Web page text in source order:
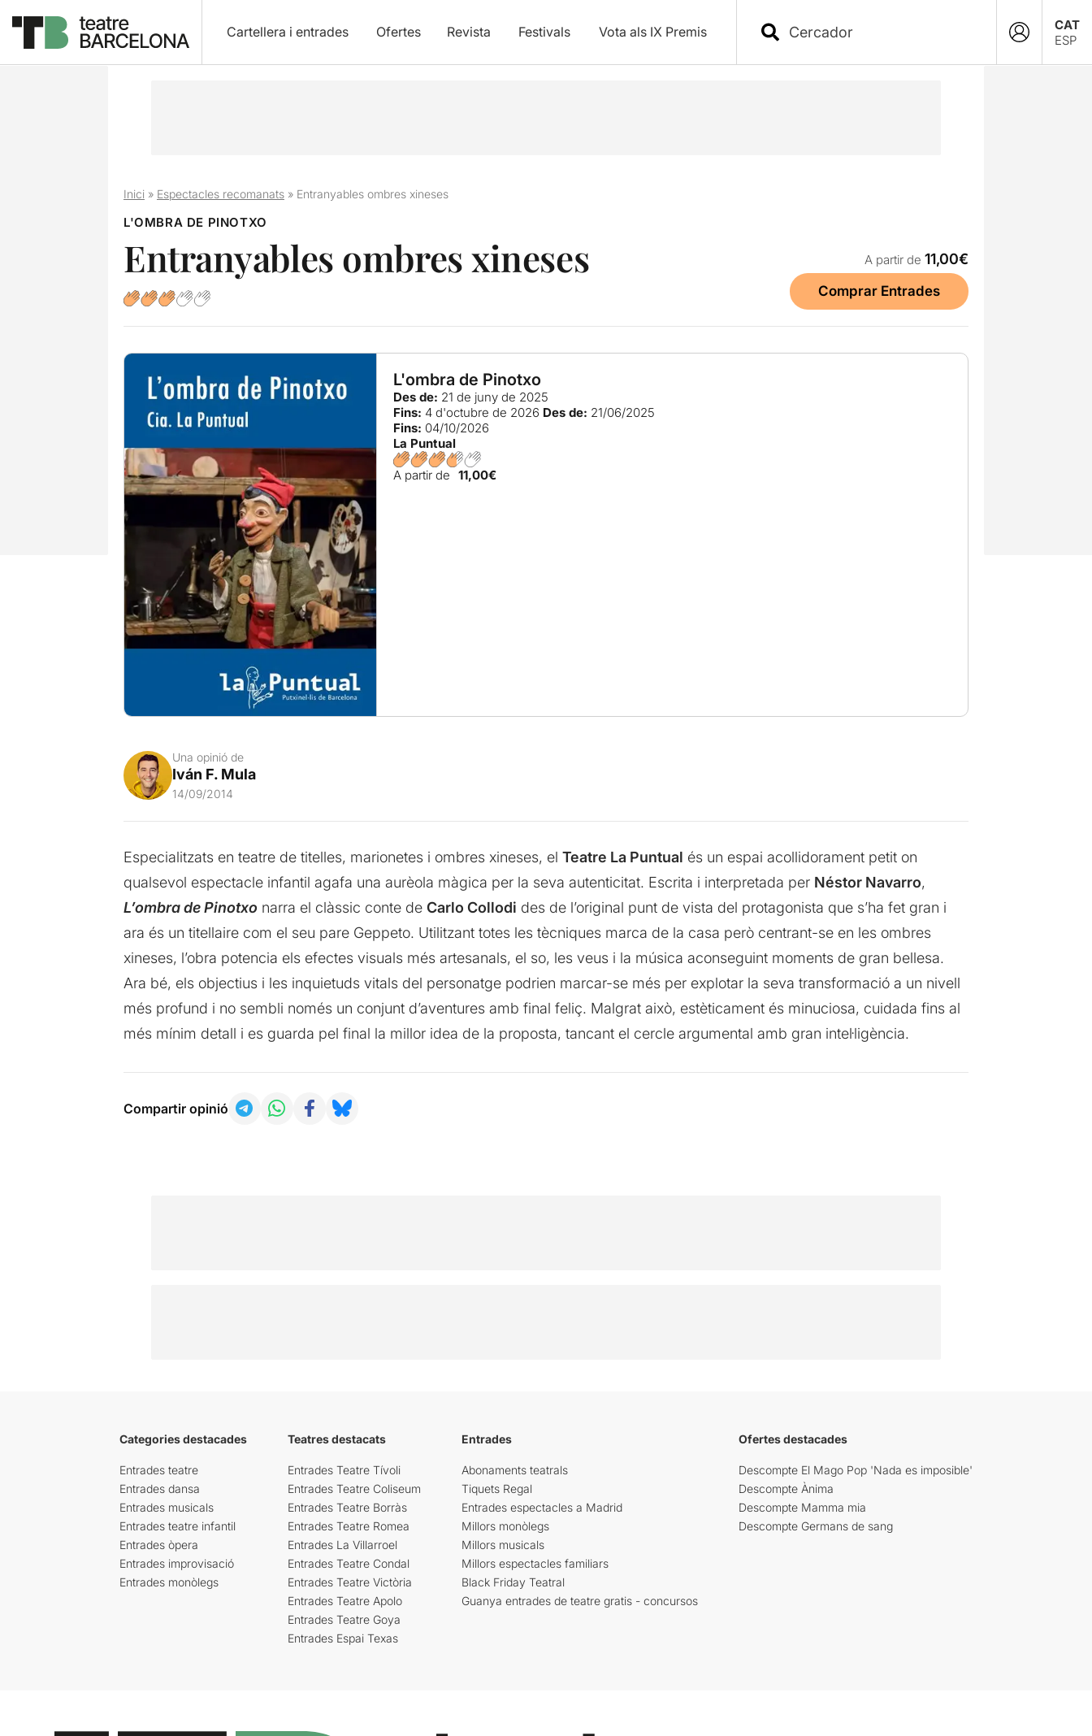
Cartellera i entrades Ofertes Revista Festivals Vota als IX Premis
CAT
ESP
Inici» Espectacles recomanats» Entranyables ombres xineses
L'OMBRA DE PINOTXO
Entranyables ombres xineses A partir de 11,00€
Comprar Entrades
L'ombra de Pinotxo
Des de: 21 de juny de 2025
Fins: 4 d'octubre de 2026 Des de: 21/06/2025
Fins: 04/10/2026
La Puntual
A partir de 11,00€
Una opinió de
Iván F. Mula
14/09/2014
Especialitzats en teatre de titelles, marionetes i ombres xineses, el Teatre La Puntual és un espai acollidorament petit on
qualsevol espectacle infantil agafa una aurèola màgica per la seva autenticitat. Escrita i interpretada per Néstor Navarro,
L’ombra de Pinotxo narra el clàssic conte de Carlo Collodi des de l’original punt de vista del protagonista que s’ha fet gran i
ara és un titellaire com el seu pare Geppeto. Utilitzant totes les tècniques marca de la casa però centrant-se en les ombres
xineses, l’obra potencia els efectes visuals més artesanals, el so, les veus i la música aconseguint moments de gran bellesa.
Ara bé, els objectius i les inquietuds vitals del personatge podrien marcar-se més per explotar la seva transformació a un nivell
més profund i no sembli només un conjunt d’aventures amb final feliç. Malgrat això, estèticament és minuciosa, cuidada fins al
més mínim detall i es guarda pel final la millor idea de la proposta, tancant el cercle argumental amb gran intel·ligència.
Compartir opinió
Categories destacades
Entrades teatre
Entrades dansa
Entrades musicals
Entrades teatre infantil
Entrades òpera
Entrades improvisació
Entrades monòlegs
Teatres destacats
Entrades Teatre Tívoli
Entrades Teatre Coliseum
Entrades Teatre Borràs
Entrades Teatre Romea
Entrades La Villarroel
Entrades Teatre Condal
Entrades Teatre Victòria
Entrades Teatre Apolo
Entrades Teatre Goya
Entrades Espai Texas
Entrades
Abonaments teatrals
Tiquets Regal
Entrades espectacles a Madrid
Millors monòlegs
Millors musicals
Millors espectacles familiars
Black Friday Teatral
Guanya entrades de teatre gratis - concursos
Ofertes destacades
Descompte El Mago Pop 'Nada es imposible'
Descompte Ànima
Descompte Mamma mia
Descompte Germans de sang